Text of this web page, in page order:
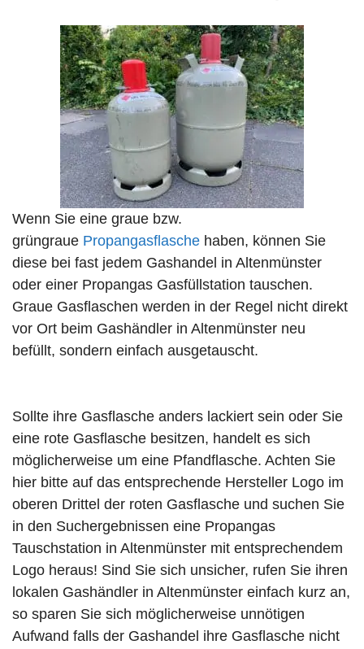
Wenn Sie eine graue bzw.
grüngraue Propangasflasche haben, können Sie
diese bei fast jedem Gashandel in Altenmünster
oder einer Propangas Gasfüllstation tauschen.
Graue Gasflaschen werden in der Regel nicht direkt
vor Ort beim Gashändler in Altenmünster neu
befüllt, sondern einfach ausgetauscht.
Sollte ihre Gasflasche anders lackiert sein oder Sie
eine rote Gasflasche besitzen, handelt es sich
möglicherweise um eine Pfandflasche. Achten Sie
hier bitte auf das entsprechende Hersteller Logo im
oberen Drittel der roten Gasflasche und suchen Sie
in den Suchergebnissen eine Propangas
Tauschstation in Altenmünster mit entsprechendem
Logo heraus! Sind Sie sich unsicher, rufen Sie ihren
lokalen Gashändler in Altenmünster einfach kurz an,
so sparen Sie sich möglicherweise unnötigen
Aufwand falls der Gashandel ihre Gasflasche nicht